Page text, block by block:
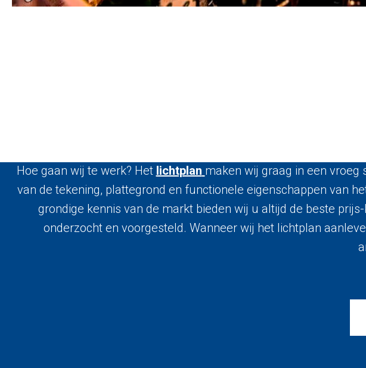
Hoe gaan wij te werk? Het lichtplan maken wij graag in een vroeg
van de tekening, plattegrond en functionele eigenschappen van
grondige kennis van de markt bieden wij u altijd de beste
onderzocht en voorgesteld. Wanneer wij het lichtplan